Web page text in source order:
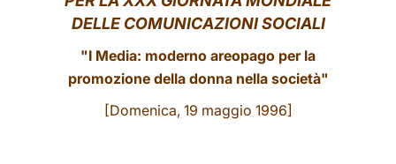
DELLE COMUNICAZIONI SOCIALI
"I Media: moderno areopago per la
promozione della donna nella società"
[Domenica, 19 maggio 1996]